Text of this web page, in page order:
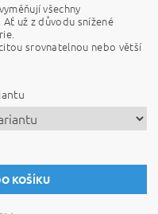
všechny
už z důvodu snížené
srovnatelnou nebo větší